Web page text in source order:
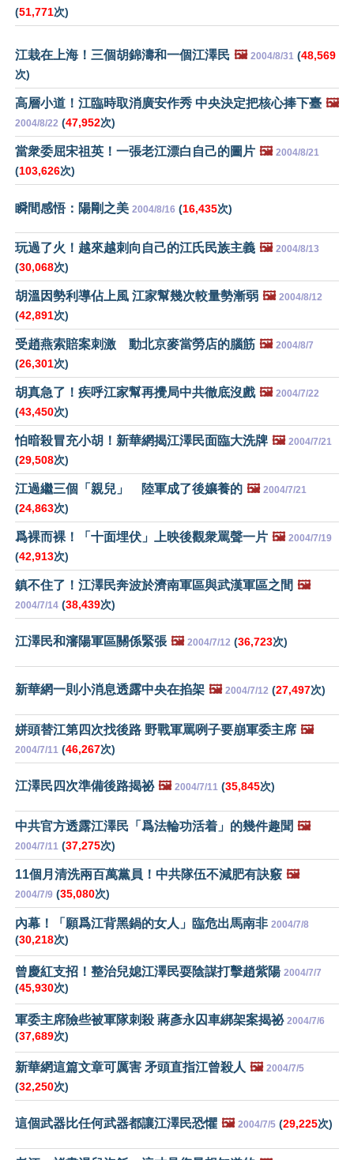
(51,771次)
江栽在上海！三個胡錦濤和一個江澤民 🖼️ 2004/8/31 (48,569
次)
高層小道！江臨時取消廣安作秀 中央決定把核心捧下臺 🖼️
2004/8/22 (47,952次)
當衆委屈宋祖英！一張老江漂白自己的圖片 🖼️ 2004/8/21
(103,626次)
瞬間感悟：陽剛之美 2004/8/16 (16,435次)
玩過了火！越來越刺向自己的江氏民族主義 🖼️ 2004/8/13
(30,068次)
胡溫因勢利導佔上風 江家幫幾次較量勢漸弱 🖼️ 2004/8/12
(42,891次)
受趙燕索賠案刺激 動北京麥當勞店的腦筋 🖼️ 2004/8/7
(26,301次)
胡真急了！疾呼江家幫再攪局中共徹底沒戲 🖼️ 2004/7/22
(43,450次)
怕暗殺冒充小胡！新華網揭江澤民面臨大洗牌 🖼️ 2004/7/21
(29,508次)
江過繼三個「親兒」 陸軍成了後孃養的 🖼️ 2004/7/21
(24,863次)
爲裸而裸！「十面埋伏」上映後觀衆罵聲一片 🖼️ 2004/7/19
(42,913次)
鎮不住了！江澤民奔波於濟南軍區與武漢軍區之間 🖼️
2004/7/14 (38,439次)
江澤民和瀋陽軍區關係緊張 🖼️ 2004/7/12 (36,723次)
新華網一則小消息透露中央在掐架 🖼️ 2004/7/12 (27,497次)
姘頭替江第四次找後路 野戰軍罵咧子要崩軍委主席 🖼️
2004/7/11 (46,267次)
江澤民四次準備後路揭祕 🖼️ 2004/7/11 (35,845次)
中共官方透露江澤民「爲法輪功活着」的幾件趣聞 🖼️
2004/7/11 (37,275次)
11個月清洗兩百萬黨員！中共隊伍不減肥有訣竅 🖼️
2004/7/9 (35,080次)
內幕！「願爲江背黑鍋的女人」臨危出馬南非 2004/7/8
(30,218次)
曾慶紅支招！整治兒媳江澤民耍陰謀打擊趙紫陽 2004/7/7
(45,930次)
軍委主席險些被軍隊刺殺 蔣彥永囚車綁架案揭祕 2004/7/6
(37,689次)
新華網這篇文章可厲害 矛頭直指江曾殺人 🖼️ 2004/7/5
(32,250次)
這個武器比任何武器都讓江澤民恐懼 🖼️ 2004/7/5 (29,225次)